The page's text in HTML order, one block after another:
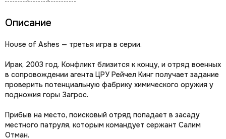
Описание
House of Ashes — третья игра в серии.
Ирак, 2003 год. Конфликт близится к концу, и отряд военных
в сопровождении агента ЦРУ Рейчел Кинг получает задание
проверить потенциальную фабрику химического оружия у
подножия горы Загрос.
Прибыв на место, поисковый отряд попадает в засаду
местного патруля, которым командует сержант Салим
Отман.